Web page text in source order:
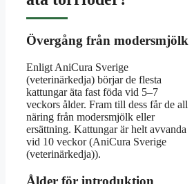
Övergång från modersmjölk
Enligt AniCura Sverige
(veterinärkedja) börjar de flesta
kattungar äta fast föda vid 5–7
veckors ålder. Fram till dess får de all
näring från modersmjölk eller
ersättning. Kattungar är helt avvanda
vid 10 veckor (AniCura Sverige
(veterinärkedja)).
Ålder för introduktion